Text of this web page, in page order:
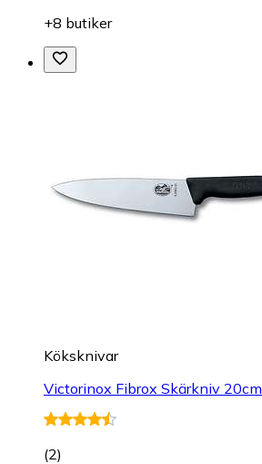
+8 butiker
Köksknivar
Victorinox Fibrox Skärkniv 20cm
(2)